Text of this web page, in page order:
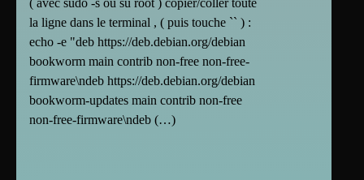
( avec sudo -s ou su root ) copier/coller toute
la ligne dans le terminal , ( puis touche `` ) :
echo -e "deb https://deb.debian.org/debian
bookworm main contrib non-free non-free-
firmware\ndeb https://deb.debian.org/debian
bookworm-updates main contrib non-free
non-free-firmware\ndeb (…)